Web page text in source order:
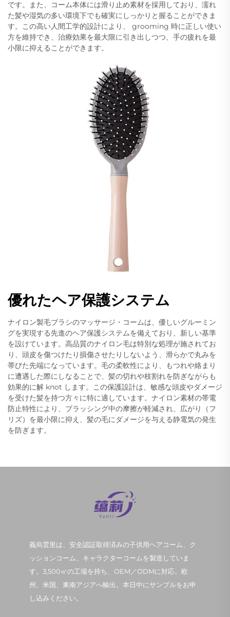
です。また、コーム本体には滑り止め素材を採用しており、濡れ
た髪や湿気の多い環境下でも確実にしっかりと握ることができま
す。この高い人間工学的設計により、 grooming 時に正しい使い
方を維持でき、治療効果を最大限に引き出しつつ、手の疲れを最
小限に抑えることができます。
優れたヘア保護システム
ナイロン製毛ブラシのマッサージ・コームは、優しいグルーミン
グを実現する先進のヘア保護システムを備えており、新しい基準
を設けています。高品質のナイロン毛は特別な処理が施されてお
り、頭皮を傷つけたり損傷させたりしないよう、滑らかで丸みを
帯びた先端になっています。毛の柔軟性により、もつれや絡まり
に遭遇した際にしなることで、髪の切れや枝割れを防ぎながらも
効果的に解 knot します。この保護設計は、敏感な頭皮やダメージ
を受けた髪を持つ方々に特に適しています。ナイロン素材の帯電
防止特性により、ブラッシング中の摩擦が軽減され、広がり（フ
リズ）を最小限に抑え、髪の毛にダメージを与える静電気の発生
を防ぎます。
義烏雲里は、安全認証取得済みの子供用ヘアコーム、ク
ッションコーム、キャラクターコームを製造していま
す。3,500㎡の工場を持ち、OEM／ODMに対応。欧
州、米国、東南アジアへ輸出。本日中にサンプルをお申
し込みください。